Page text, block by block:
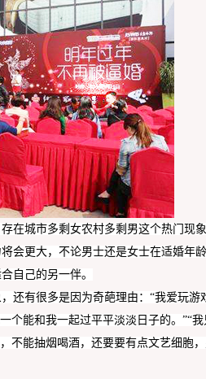
在城市多剩女农村多剩男这个热门现
会更大，不论男士还是女士在适婚年
自己的另一伴。
还有很多是因为奇葩理由： “我爱玩游
个能和我一起过平平淡淡日子的。 ”“
不能抽烟喝酒， 还要要有点文艺细胞，